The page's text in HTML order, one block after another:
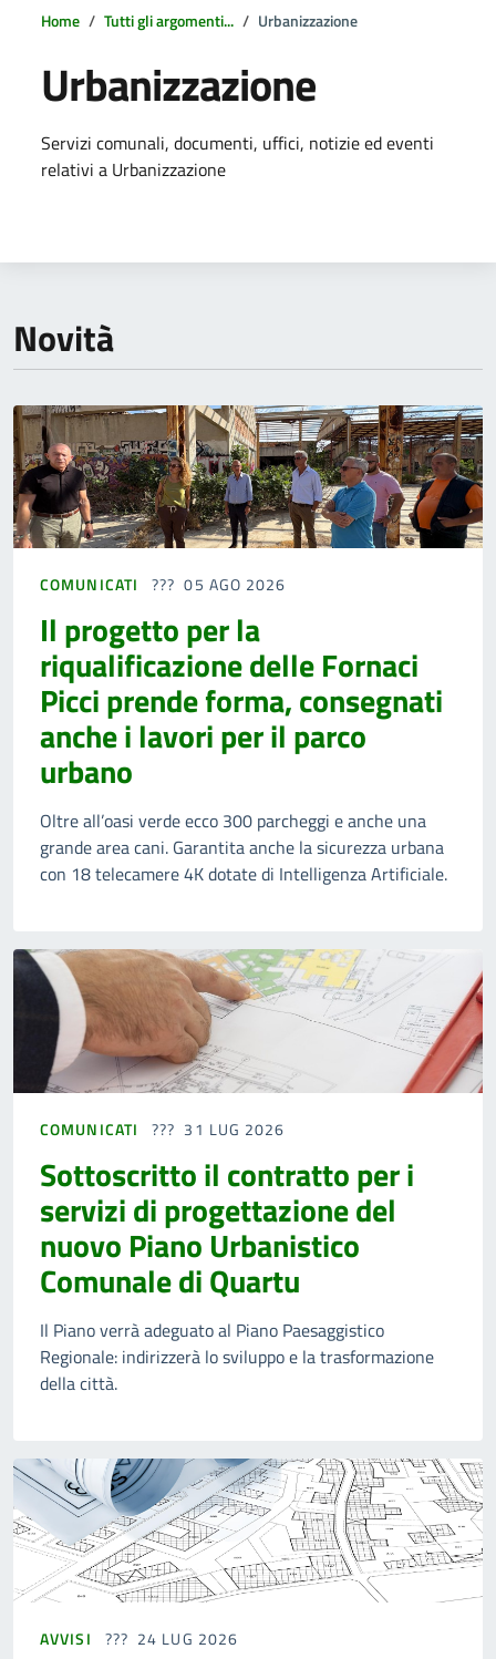
Home Tutti gli argomenti... Urbanizzazione
Urbanizzazione
Dettagli della notizia
Servizi comunali, documenti, uffici, notizie ed eventi
relativi a Urbanizzazione
Novità
COMUNICATI 05 AGO 2026
Il progetto per la
riqualificazione delle Fornaci
Picci prende forma, consegnati
anche i lavori per il parco
urbano
Oltre all’oasi verde ecco 300 parcheggi e anche una
grande area cani. Garantita anche la sicurezza urbana
con 18 telecamere 4K dotate di Intelligenza Artificiale.
COMUNICATI 31 LUG 2026
Sottoscritto il contratto per i
servizi di progettazione del
nuovo Piano Urbanistico
Comunale di Quartu
Il Piano verrà adeguato al Piano Paesaggistico
Regionale: indirizzerà lo sviluppo e la trasformazione
della città.
AVVISI 24 LUG 2026